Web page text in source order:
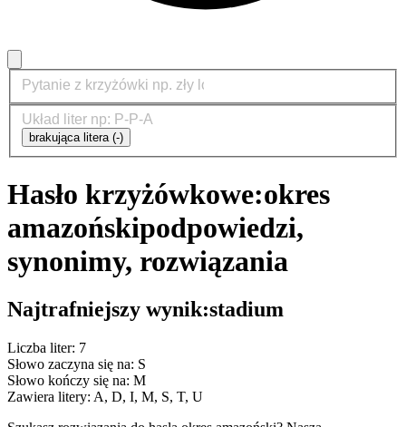
brakująca litera (-)
Hasło krzyżówkowe:okres
amazońskipodpowiedzi,
synonimy, rozwiązania
Najtrafniejszy wynik:stadium
Liczba liter: 7
Słowo zaczyna się na: S
Słowo kończy się na: M
Zawiera litery: A, D, I, M, S, T, U